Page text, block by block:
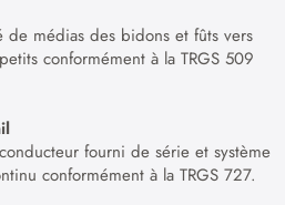
de médias des bidons et fûts vers
conformément à la TRGS 509
fourni de série et système
conformément à la TRGS 727.